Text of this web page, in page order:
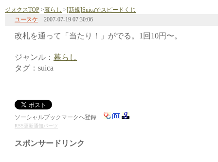
ジヌクスTOP >暮らし >[新規]Suicaでスピードくじ
ユースケ 2007-07-19 07:30:06
改札を通って「当たり！」がでる。1回10円〜。
ジャンル： 暮らし
タグ：suica
ソーシャルブックマークへ登録
RSS更新通知パーツ
スポンサードリンク